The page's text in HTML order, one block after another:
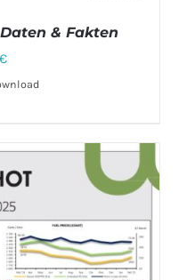
& Fakten
€